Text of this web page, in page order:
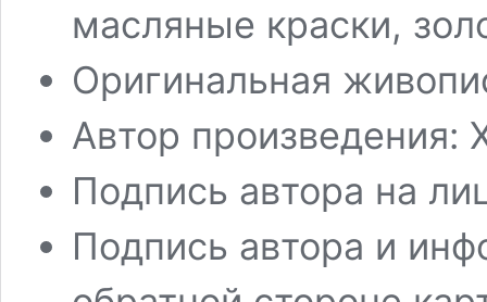
масляные краски,
Оригинальная
Автор произведения:
Подпись автора на
Подпись автора и